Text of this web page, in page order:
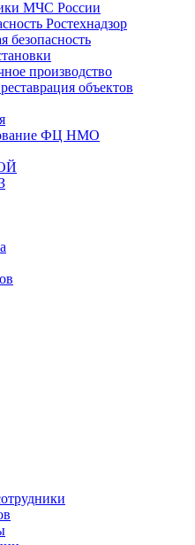
МЧС России
Ростехнадзор
производство
объектов
ФЦ НМО